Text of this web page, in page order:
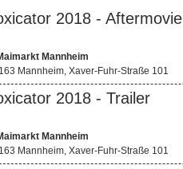
2018 - Aftermovie
Mannheim
Mannheim, Xaver-Fuhr-Straße 101
2018 - Trailer
Mannheim
Mannheim, Xaver-Fuhr-Straße 101